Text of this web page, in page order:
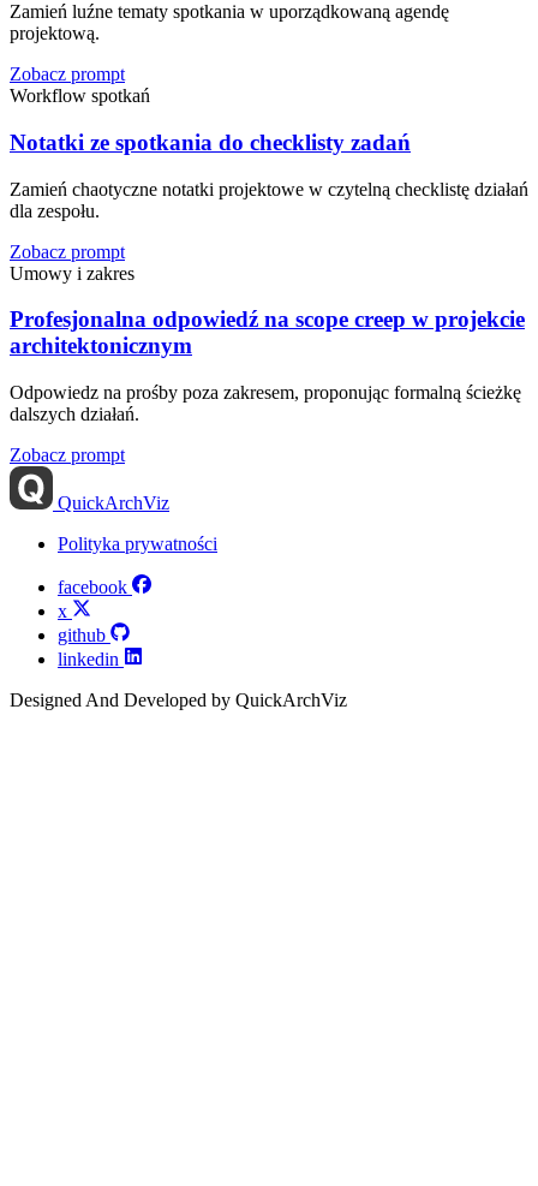
Zamień luźne tematy spotkania w uporządkowaną agendę
projektową.
Zobacz prompt
Workflow spotkań
Notatki ze spotkania do checklisty zadań
Zamień chaotyczne notatki projektowe w czytelną checklistę działań
dla zespołu.
Zobacz prompt
Umowy i zakres
Profesjonalna odpowiedź na scope creep w projekcie
architektonicznym
Odpowiedz na prośby poza zakresem, proponując formalną ścieżkę
dalszych działań.
Zobacz prompt
QuickArchViz
Polityka prywatności
facebook
x
github
linkedin
Designed And Developed by QuickArchViz